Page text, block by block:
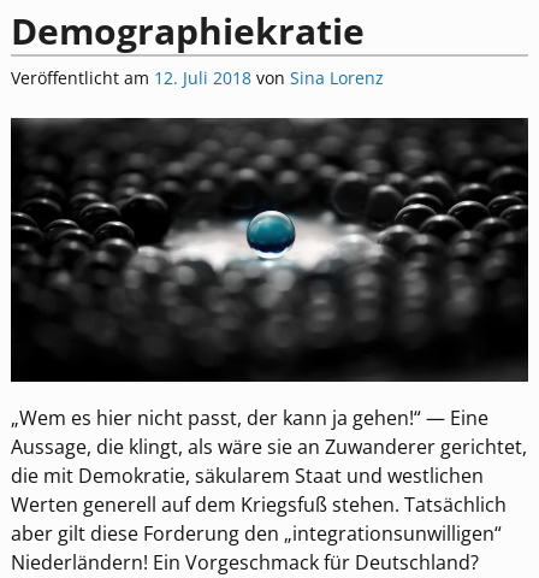
Demographiekratie
Veröffentlicht am 12. Juli 2018 von Sina Lorenz
„Wem es hier nicht passt, der kann ja gehen!“ — Eine
Aussage, die klingt, als wäre sie an Zuwanderer gerichtet,
die mit Demokratie, säkularem Staat und westlichen
Werten generell auf dem Kriegsfuß stehen. Tatsächlich
aber gilt diese Forderung den „integrationsunwilligen“
Niederländern! Ein Vorgeschmack für Deutschland?